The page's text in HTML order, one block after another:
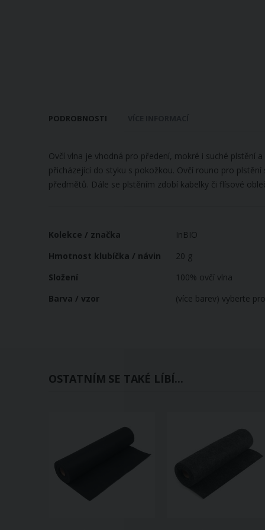
PODROBNOSTI
Ovčí vlna je vhodná pro předení, mokré i suché plstění
přicházející do styku s pokožkou. Ovčí rouno pro
předmětů. Dále se plstěním zdobí kabelky či flísové
Více
Kolekce / značka
InBIO
Hmotnost klubíčka / návin
20 g
Složení
100% ovčí vlna
Barva / vzor
(více barev) vyberte
OSTATNÍM SE TAKÉ LÍBÍ...